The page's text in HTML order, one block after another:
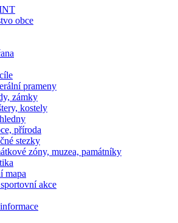
obce
prameny
zámky
kostely
příroda
stezky
zóny, muzea, památníky
mapa
akce